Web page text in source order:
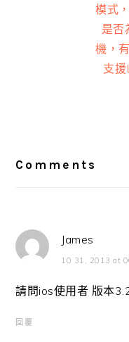
模式
是否
機，
支援
Comments
James
10 31, 2013 at
請問ios使用者 版本
回覆